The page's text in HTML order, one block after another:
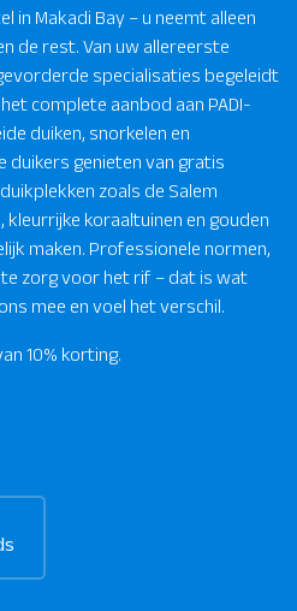
in Makadi Bay – u neemt alleen
de rest. Van uw allereerste
specialisaties begeleidt
complete aanbod aan PADI-
duiken, snorkelen en
duikers genieten van gratis
zoals de Salem
kleurrijke koraaltuinen en gouden
maken. Professionele normen,
zorg voor het rif – dat is wat
mee en voel het verschil.
10% korting.